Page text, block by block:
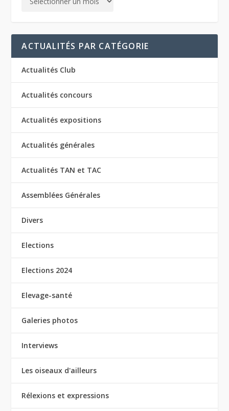
ACTUALITÉS PAR CATÉGORIE
Actualités Club
Actualités concours
Actualités expositions
Actualités générales
Actualités TAN et TAC
Assemblées Générales
Divers
Elections
Elections 2024
Elevage-santé
Galeries photos
Interviews
Les oiseaux d'ailleurs
Rélexions et expressions